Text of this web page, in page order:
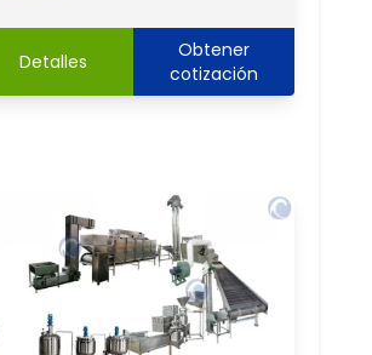
Detalles
Obtener
cotización